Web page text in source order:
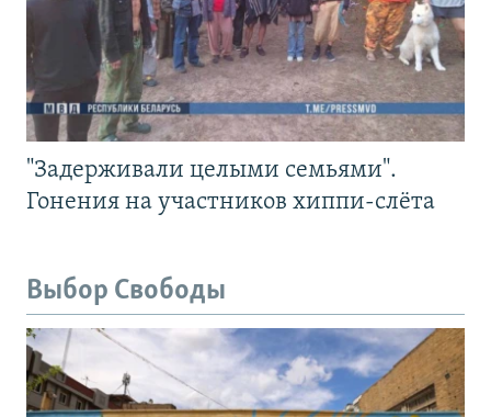
"Задерживали целыми семьями".
Гонения на участников хиппи-слёта
Выбор Свободы